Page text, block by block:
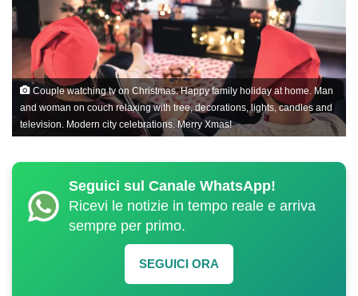
Couple watching tv on Christmas. Happy family holiday at home. Man
and woman on couch relaxing with tree, decorations, lights, candles and
television. Modern city celebrations. Merry Xmas!
Seguici sul Canale WhatsApp!
Ricevi le notizie in tempo reale e arriva
sempre per primo.
SEGUICI ORA